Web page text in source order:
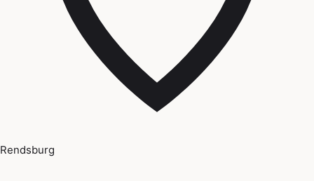
Rendsburg